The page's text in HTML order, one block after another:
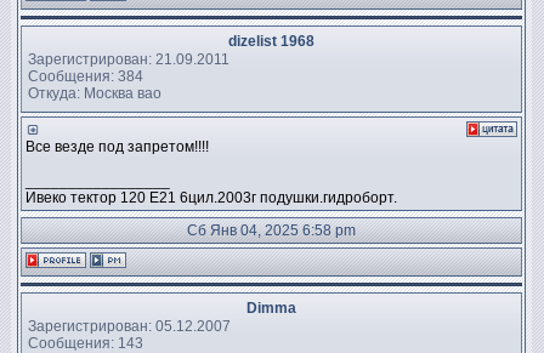
dizelist 1968
Зарегистрирован: 21.09.2011
Сообщения: 384
Откуда: Москва вао
Все везде под запретом!!!!
Ивеко тектор 120 Е21 6цил.2003г подушки.гидроборт.
Сб Янв 04, 2025 6:58 pm
Dimma
Зарегистрирован: 05.12.2007
Сообщения: 143